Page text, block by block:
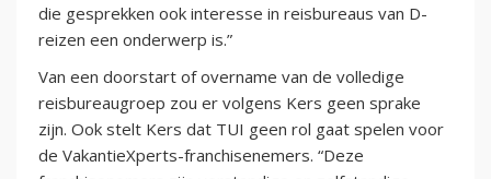
die gesprekken ook interesse in reisbureaus van D-
reizen een onderwerp is.”
Van een doorstart of overname van de volledige
reisbureaugroep zou er volgens Kers geen sprake
zijn. Ook stelt Kers dat TUI geen rol gaat spelen voor
de VakantieXperts-franchisenemers. “Deze